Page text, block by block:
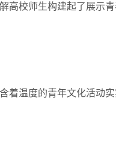
高校师生构建起了展示
着温度的青年文化活动